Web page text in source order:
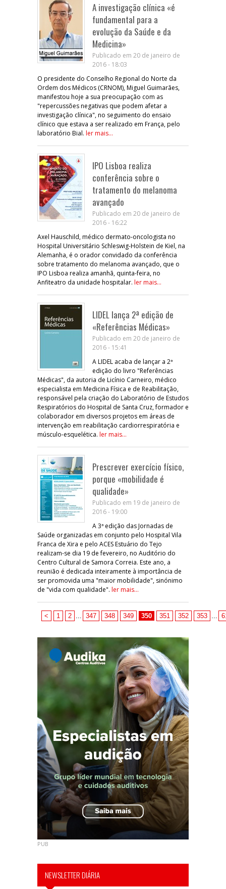
A investigação clínica «é
fundamental para a
evolução da Saúde e da
Medicina»
Publicado em 20 de janeiro de
2016 - 18:03
O presidente do Conselho Regional do Norte da
Ordem dos Médicos (CRNOM), Miguel Guimarães,
manifestou hoje a sua preocupação com as
"repercussões negativas que podem afetar a
investigação clínica", no seguimento do ensaio
clínico que estava a ser realizado em França, pelo
laboratório Bial. ler mais...
IPO Lisboa realiza
conferência sobre o
tratamento do melanoma
avançado
Publicado em 20 de janeiro de
2016 - 16:22
Axel Hauschild, médico dermato-oncologista no
Hospital Universitário Schleswig-Holstein de Kiel, na
Alemanha, é o orador convidado da conferência
sobre tratamento do melanoma avançado, que o
IPO Lisboa realiza amanhã, quinta-feira, no
Anfiteatro da unidade hospitalar. ler mais...
LIDEL lança 2ª edição de
«Referências Médicas»
Publicado em 20 de janeiro de
2016 - 15:41
A LIDEL acaba de lançar a 2ª
edição do livro "Referências
Médicas", da autoria de Licínio Carneiro, médico
especialista em Medicina Física e de Reabilitação,
responsável pela criação do Laboratório de Estudos
Respiratórios do Hospital de Santa Cruz, formador e
colaborador em diversos projetos em áreas de
intervenção em reabilitação cardiorrespiratória e
músculo-esquelética. ler mais...
Prescrever exercício físico,
porque «mobilidade é
qualidade»
Publicado em 19 de janeiro de
2016 - 19:00
A 3ª edição das Jornadas de
Saúde organizadas em conjunto pelo Hospital Vila
Franca de Xira e pelo ACES Estuário do Tejo
realizam-se dia 19 de fevereiro, no Auditório do
Centro Cultural de Samora Correia. Este ano, a
reunião é dedicada inteiramente à importância de
ser promovida uma "maior mobilidade", sinónimo
de "vida com qualidade". ler mais...
< 1 2 347 348 349 350 351 352 353
PUB
NEWSLETTER DIÁRIA